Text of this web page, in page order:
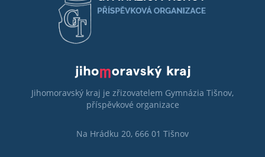
Jihomoravský kraj je zřizovatelem Gymnázia Tišnov,
příspěvkové organizace
Na Hrádku 20, 666 01 Tišnov